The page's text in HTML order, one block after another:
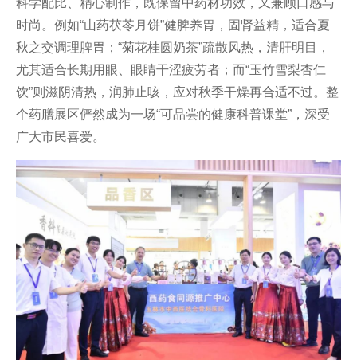
科学配比、精心制作，既保留中药材功效，又兼顾口感与
时尚。例如“山药茯苓月饼”健脾养胃，固肾益精，适合夏
秋之交调理脾胃；“菊花桂圆奶茶”疏散风热，清肝明目，
尤其适合长期用眼、眼睛干涩疲劳者；而“玉竹雪梨杏仁
饮”则滋阴清热，润肺止咳，应对秋季干燥再合适不过。整
个药膳展区俨然成为一场“可品尝的健康科普课堂”，深受
广大市民喜爱。